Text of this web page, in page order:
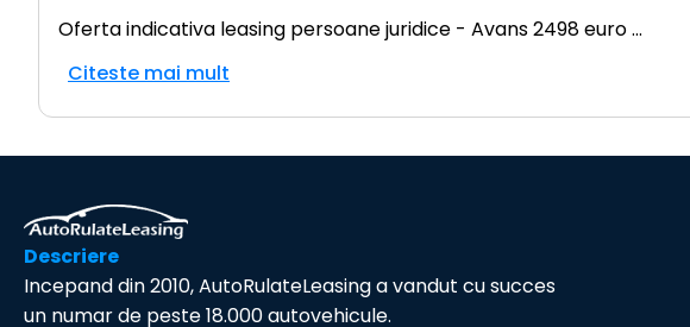
Oferta indicativa leasing persoane juridice - Avans 2498 euro...
Citeste mai mult
Descriere
Incepand din 2010, AutoRulateLeasing a vandut cu succes
un numar de peste 18.000 autovehicule.